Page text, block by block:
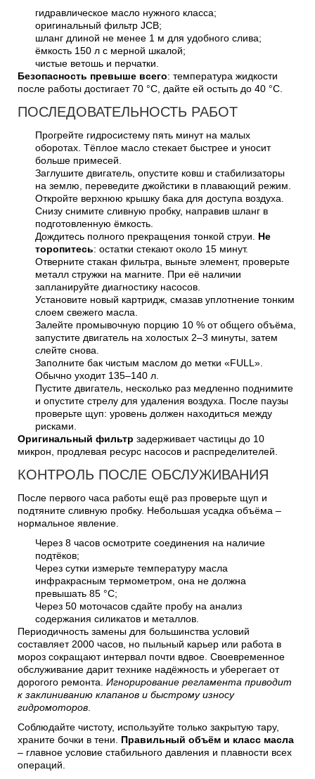
гидравлическое масло нужного класса;
оригинальный фильтр JCB;
шланг длиной не менее 1 м для удобного слива;
ёмкость 150 л с мерной шкалой;
чистые ветошь и перчатки.
Безопасность превыше всего: температура жидкости
после работы достигает 70 °C, дайте ей остыть до 40 °C.
ПОСЛЕДОВАТЕЛЬНОСТЬ РАБОТ
Прогрейте гидросистему пять минут на малых
оборотах. Тёплое масло стекает быстрее и уносит
больше примесей.
Заглушите двигатель, опустите ковш и стабилизаторы
на землю, переведите джойстики в плавающий режим.
Откройте верхнюю крышку бака для доступа воздуха.
Снизу снимите сливную пробку, направив шланг в
подготовленную ёмкость.
Дождитесь полного прекращения тонкой струи. Не
торопитесь: остатки стекают около 15 минут.
Отверните стакан фильтра, выньте элемент, проверьте
металл стружки на магните. При её наличии
запланируйте диагностику насосов.
Установите новый картридж, смазав уплотнение тонким
слоем свежего масла.
Залейте промывочную порцию 10 % от общего объёма,
запустите двигатель на холостых 2–3 минуты, затем
слейте снова.
Заполните бак чистым маслом до метки «FULL».
Обычно уходит 135–140 л.
Пустите двигатель, несколько раз медленно поднимите
и опустите стрелу для удаления воздуха. После паузы
проверьте щуп: уровень должен находиться между
рисками.
Оригинальный фильтр задерживает частицы до 10
микрон, продлевая ресурс насосов и распределителей.
КОНТРОЛЬ ПОСЛЕ ОБСЛУЖИВАНИЯ
После первого часа работы ещё раз проверьте щуп и
подтяните сливную пробку. Небольшая усадка объёма –
нормальное явление.
Через 8 часов осмотрите соединения на наличие
подтёков;
Через сутки измерьте температуру масла
инфракрасным термометром, она не должна
превышать 85 °C;
Через 50 моточасов сдайте пробу на анализ
содержания силикатов и металлов.
Периодичность замены для большинства условий
составляет 2000 часов, но пыльный карьер или работа в
мороз сокращают интервал почти вдвое. Своевременное
обслуживание дарит технике надёжность и уберегает от
дорогого ремонта. Игнорирование регламента приводит
к заклиниванию клапанов и быстрому износу
гидромоторов.
Соблюдайте чистоту, используйте только закрытую тару,
храните бочки в тени. Правильный объём и класс масла
– главное условие стабильного давления и плавности всех
операций.